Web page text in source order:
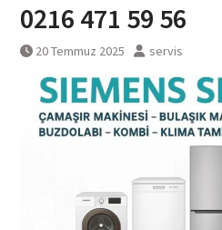
0216 471 59 56
20 Temmuz 2025 servis